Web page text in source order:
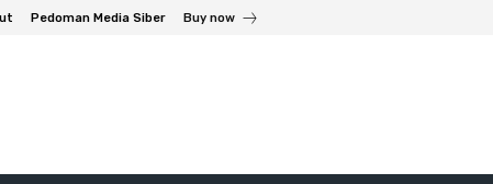
Pedoman Media Siber Buy now